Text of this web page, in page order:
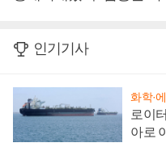
인기기사
화학·
로이
아로